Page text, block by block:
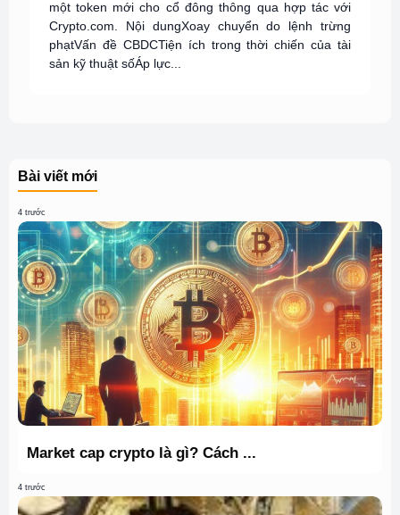
một token mới cho cổ đông thông qua hợp tác với
Crypto.com. Nội dungXoay chuyển do lệnh trừng
phạtVấn đề CBDCTiện ích trong thời chiến của tài
sản kỹ thuật sốÁp lực...
Bài viết mới
4 trước
Market cap crypto là gì? Cách ...
4 trước